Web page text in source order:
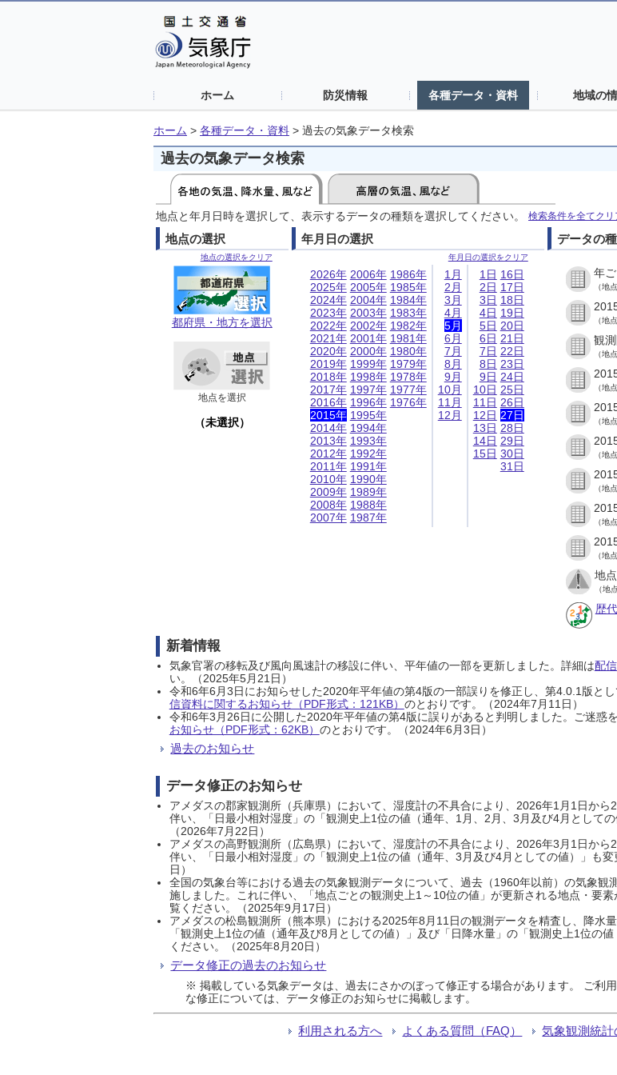
ホーム 防災情報 各種データ・資料 地域の
ホーム > 各種データ・資料 > 過去の気象データ検索
過去の気象データ検索
地点と年月日時を選択して、表示するデータの種類を選択してください。 検索条件を全てクリ
地点の選択
地点の選択をクリア
都府県・地方を選択
地点を選択
（未選択）
年月日の選択
年月日の選択をクリア
2026年
2025年
2024年
2023年
2022年
2021年
2020年
2019年
2018年
2017年
2016年
2015年
2014年
2013年
2012年
2011年
2010年
2009年
2008年
2007年
2006年
2005年
2004年
2003年
2002年
2001年
2000年
1999年
1998年
1997年
1996年
1995年
1994年
1993年
1992年
1991年
1990年
1989年
1988年
1987年
1986年
1985年
1984年
1983年
1982年
1981年
1980年
1979年
1978年
1977年
1976年
1月
2月
3月
4月
5月
6月
7月
8月
9月
10月
11月
12月
1日
2日
3日
4日
5日
6日
7日
8日
9日
10日
11日
12日
13日
14日
15日
16日
17日
18日
19日
20日
21日
22日
23日
24日
25日
26日
27日
28日
29日
30日
31日
データの
年
（地
（地
観
（地
（地
（地
（地
（地
（地
（地
地
（地
歴
新着情報
気象官署の移転及び風向風速計の移設に伴い、平年値の一部を更新しました。詳細は配
い。（2025年5月21日）
令和6年6月3日にお知らせした2020年平年値の第4版の一部誤りを修正し、第4.0.1版と
信資料に関するお知らせ（PDF形式：121KB） のとおりです。（2024年7月11日）
令和6年3月26日に公開した2020年平年値の第4版に誤りがあると判明しました。ご迷惑
お知らせ（PDF形式：62KB） のとおりです。（2024年6月3日）
過去のお知らせ
データ修正のお知らせ
アメダスの郡家観測所（兵庫県）において、湿度計の不具合により、2026年1月1日か
伴い、「日最小相対湿度」の「観測史上1位の値（通年、1月、2月、3月及び4月として
（2026年7月22日）
アメダスの高野観測所（広島県）において、湿度計の不具合により、2026年3月1日か
伴い、「日最小相対湿度」の「観測史上1位の値（通年、3月及び4月としての値）」も
日）
全国の気象台等における過去の気象観測データについて、過去（1960年以前）の気象
施しました。これに伴い、「地点ごとの観測史上1～10位の値」が更新される地点・要素
覧ください。（2025年9月17日）
アメダスの松島観測所（熊本県）における2025年8月11日の観測データを精査し、降水
「観測史上1位の値（通年及び8月としての値）」及び「日降水量」の「観測史上1位の
ください。（2025年8月20日）
データ修正の過去のお知らせ
※ 掲載している気象データは、過去にさかのぼって修正する場合があります。 ご利
な修正については、データ修正のお知らせに掲載します。
利用される方へ よくある質問（FAQ） 気象観測統計